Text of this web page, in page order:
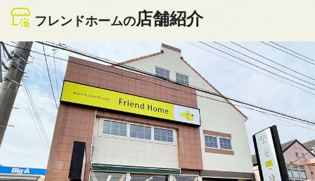
来店予約 お問い合わせ
0120-43-0021
フレンドホームの店舗紹介